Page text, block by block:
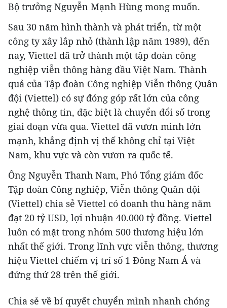
Bộ trưởng Nguyễn Mạnh Hùng mong muốn.
Sau 30 năm hình thành và phát triển, từ một
công ty xây lắp nhỏ (thành lập năm 1989), đến
nay, Viettel đã trở thành một tập đoàn công
nghiệp viễn thông hàng đầu Việt Nam. Thành
quả của Tập đoàn Công nghiệp Viễn thông Quân
đội (Viettel) có sự đóng góp rất lớn của công
nghệ thông tin, đặc biệt là chuyển đổi số trong
giai đoạn vừa qua. Viettel đã vươn mình lớn
mạnh, khẳng định vị thế không chỉ tại Việt
Nam, khu vực và còn vươn ra quốc tế.
Ông Nguyễn Thanh Nam, Phó Tổng giám đốc
Tập đoàn Công nghiệp, Viễn thông Quân đội
(Viettel) chia sẻ Viettel có doanh thu hàng năm
đạt 20 tỷ USD, lợi nhuận 40.000 tỷ đồng. Viettel
luôn có mặt trong nhóm 500 thương hiệu lớn
nhất thế giới. Trong lĩnh vực viễn thông, thương
hiệu Viettel chiếm vị trí số 1 Đông Nam Á và
đứng thứ 28 trên thế giới.
Chia sẻ về bí quyết chuyển mình nhanh chóng